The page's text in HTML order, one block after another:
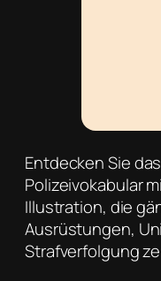
Entdecken Sie
Polizeivokabular
Illustration, die
Ausrüstungen,
Strafverfolgung